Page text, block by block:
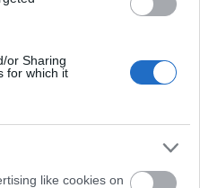
or Sharing
for which it
like cookies on